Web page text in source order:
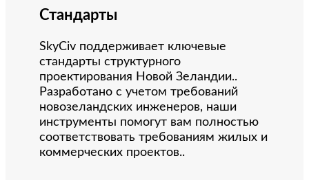
Стандарты
SkyCiv поддерживает ключевые
стандарты структурного
проектирования Новой Зеландии..
Разработано с учетом требований
новозеландских инженеров, наши
инструменты помогут вам полностью
соответствовать требованиям жилых и
коммерческих проектов..